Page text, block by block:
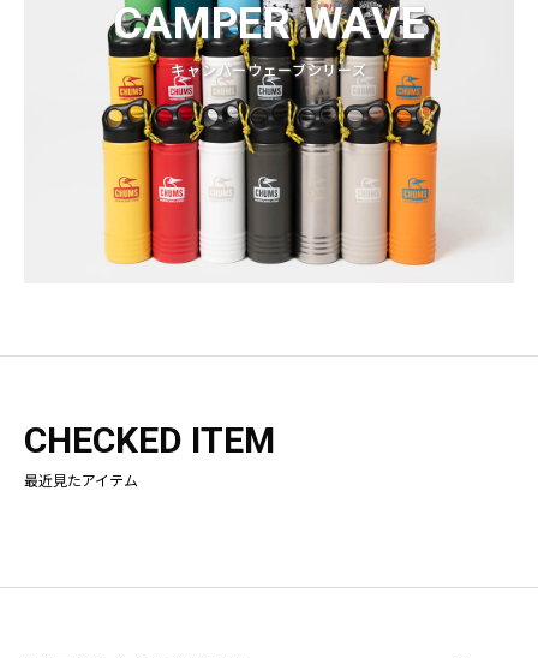
CAMPER WAVE
キャンパーウェーブシリーズ
CHECKED ITEM
最近見たアイテム